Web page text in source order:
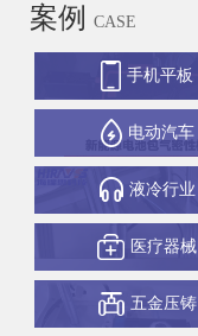
案例 CASE
手机平板
电动汽车
液冷行业
医疗器械
五金压铸